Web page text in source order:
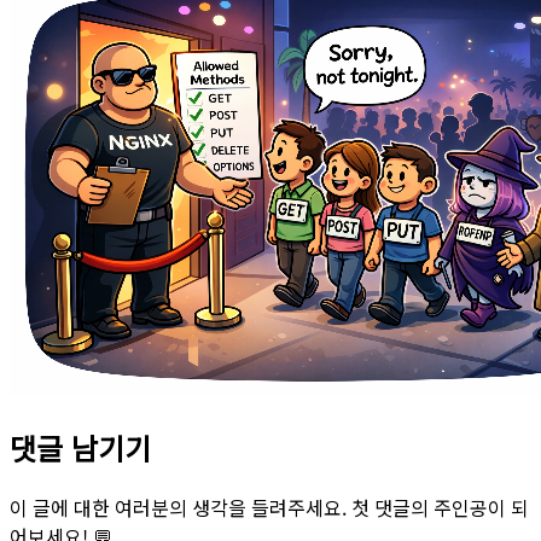
댓글 남기기
이 글에 대한 여러분의 생각을 들려주세요. 첫 댓글의 주인공이 되